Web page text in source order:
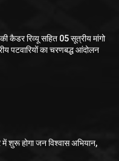
कैडर रिव्यू सहित 05 सूत्रीय मांगो
पटवारियों का चरणबद्ध आंदोलन
शुरू होगा जन विश्वास अभियान,